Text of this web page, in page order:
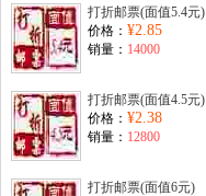
打折邮票(面值5.4元)
价格： ¥2.85
销量： 14000
打折邮票(面值4.5元)
价格： ¥2.38
销量： 12800
打折邮票(面值6元)